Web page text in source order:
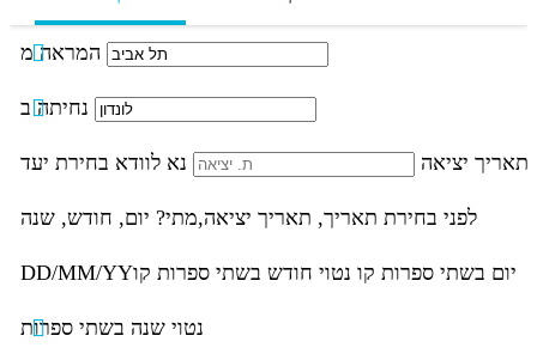
המראה מ
נחיתה ב
תאריך יציאה נא לוודא בחירת יעד
לפני בחירת תאריך, תאריך יציאה,מתי? יום, חודש, שנה
DD/MM/YYיום בשתי ספרות קו נטוי חודש בשתי ספרות קו
נטוי שנה בשתי ספרות